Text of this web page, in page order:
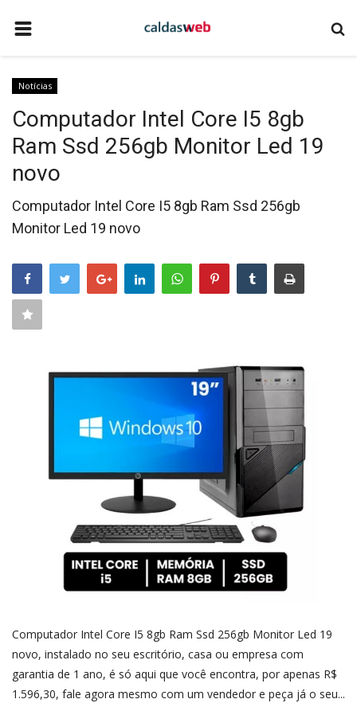
NOTÍCIAS
COMO ANUNCIAR
EMPRESAS DE TECNOLOGIA
QUEM SOMOS
CONTATO
EVENTOS
CLASSIFICADOS
CONECTE-SE
Notícias
Computador Intel Core I5 8gb
Ram Ssd 256gb Monitor Led 19
novo
Computador Intel Core I5 8gb Ram Ssd 256gb
Monitor Led 19 novo
Computador Intel Core I5 8gb Ram Ssd 256gb Monitor Led 19
novo, instalado no seu escritório, casa ou empresa com
garantia de 1 ano, é só aqui que você encontra, por apenas R$
1.596,30, fale agora mesmo com um vendedor e peça já o seu...